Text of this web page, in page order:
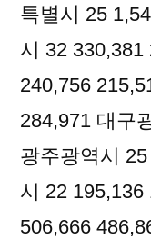
특별시 25
시 32
240,756
284,971 대구
광주광역시
시 22
506,666